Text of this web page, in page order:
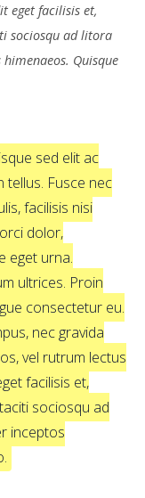
eget facilisis et,
sociosqu ad litora
Quisque
sed elit ac
tellus. Fusce nec
facilisis nisi
dolor,
eget urna.
ultrices. Proin
consectetur eu.
nec gravida
vel rutrum lectus
facilisis et,
sociosqu ad
inceptos